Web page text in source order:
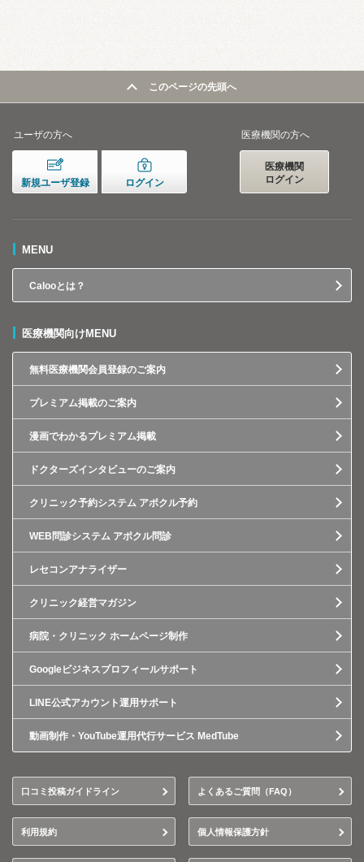
このページの先頭へ
ユーザの方へ
新規ユーザ登録 ログイン
医療機関の方へ
医療機関
ログイン
MENU
Calooとは？
医療機関向けMENU
無料医療機関会員登録のご案内
プレミアム掲載のご案内
漫画でわかるプレミアム掲載
ドクターズインタビューのご案内
クリニック予約システム アポクル予約
WEB問診システム アポクル問診
レセコンアナライザー
クリニック経営マガジン
病院・クリニック ホームページ制作
Googleビジネスプロフィールサポート
LINE公式アカウント運用サポート
動画制作・YouTube運用代行サービス MedTube
口コミ投稿ガイドライン よくあるご質問（FAQ）
利用規約 個人情報保護方針